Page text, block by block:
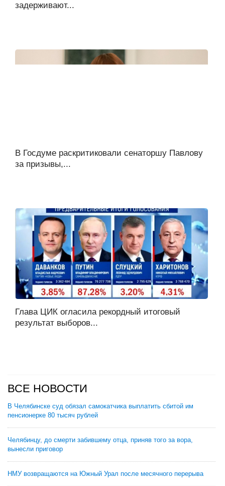
задерживают...
В Госдуме раскритиковали сенаторшу Павлову
за призывы,...
Глава ЦИК огласила рекордный итоговый
результат выборов...
ВСЕ НОВОСТИ
В Челябинске суд обязал самокатчика выплатить сбитой им
пенсионерке 80 тысяч рублей
Челябинцу, до смерти забившему отца, приняв того за вора,
вынесли приговор
НМУ возвращаются на Южный Урал после месячного перерыва